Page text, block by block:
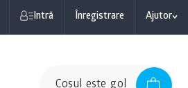
Intră Înregistrare Ajutor
Coşul este gol